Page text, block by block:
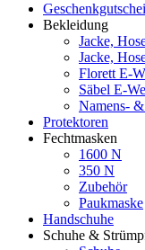
Bekleidung
Jacke,
Jacke,
Florett E-
Säbel E-
Namens-
Protektoren
Fechtmasken
1600 N
350 N
Zubehör
Paukmaske
Handschuhe
Schuhe &